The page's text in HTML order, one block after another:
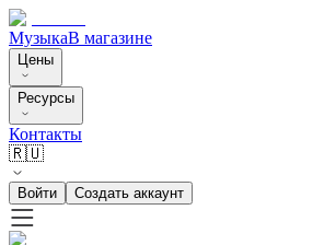
МузыкаВ магазине
Цены
Ресурсы
Контакты
🇷🇺
Войти Создать аккаунт